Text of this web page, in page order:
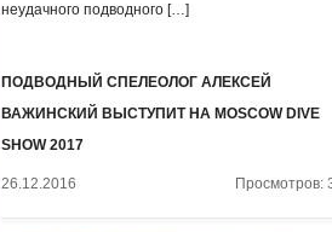
неудачного подводного […]
ПОДВОДНЫЙ СПЕЛЕОЛОГ АЛЕКСЕЙ
ВАЖИНСКИЙ ВЫСТУПИТ НА MOSCOW DIVE
SHOW 2017
26.12.2016 Просмотров: